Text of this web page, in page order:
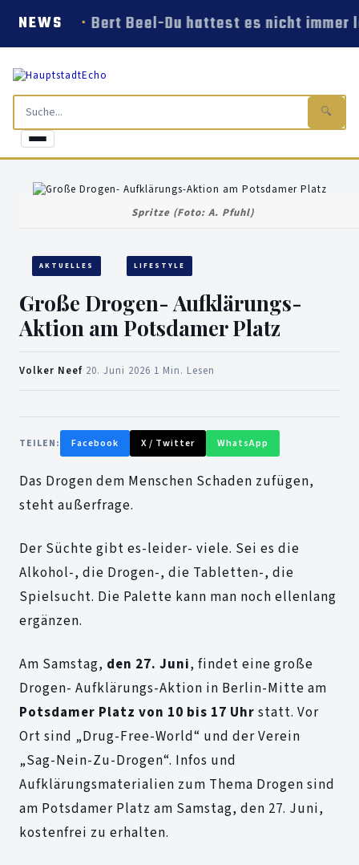
NEWS Bert Beel-Du hattest es nicht immer
🔍
Spritze (Foto: A. Pfuhl)
AKTUELLES LIFESTYLE
Große Drogen- Aufklärungs-
Aktion am Potsdamer Platz
Volker Neef 20. Juni 2026 1 Min. Lesen
TEILEN: Facebook X / Twitter WhatsApp
Das Drogen dem Menschen Schaden zufügen,
steht außerfrage.
Der Süchte gibt es-leider- viele. Sei es die
Alkohol-, die Drogen-, die Tabletten-, die
Spielsucht. Die Palette kann man noch ellenlang
ergänzen.
Am Samstag, den 27. Juni, findet eine große
Drogen- Aufklärungs-Aktion in Berlin-Mitte am
Potsdamer Platz von 10 bis 17 Uhr statt. Vor
Ort sind „Drug-Free-World“ und der Verein
„Sag-Nein-Zu-Drogen“. Infos und
Aufklärungsmaterialien zum Thema Drogen sind
am Potsdamer Platz am Samstag, den 27. Juni,
kostenfrei zu erhalten.